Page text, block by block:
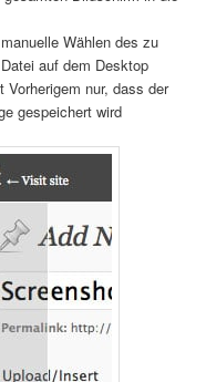
Wählen des zu
auf dem Desktop
Vorherigem nur, dass der
gespeichert wird